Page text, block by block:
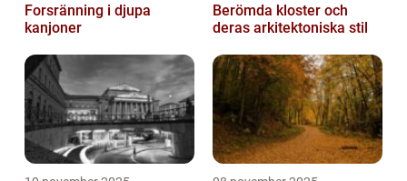
Forsränning i djupa
kanjoner
Berömda kloster och
deras arkitektoniska stil